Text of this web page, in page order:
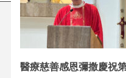
醫療慈善感恩彌撒慶祝